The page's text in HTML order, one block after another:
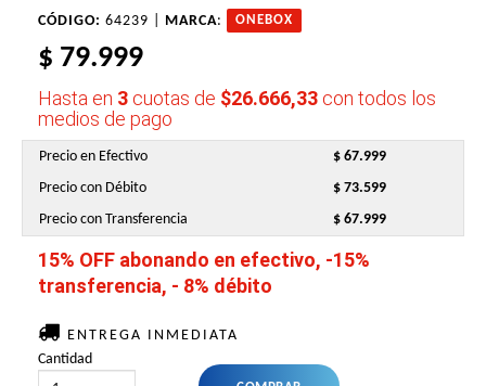
CÓDIGO: 64239 | MARCA: ONEBOX
$ 79.999
Hasta en 3 cuotas de $26.666,33 con todos los
medios de pago
Precio en Efectivo
$ 67.999
Precio con Débito
$ 73.599
Precio con Transferencia
$ 67.999
15% OFF abonando en efectivo, -15%
transferencia, - 8% débito
ENTREGA INMEDIATA
Cantidad